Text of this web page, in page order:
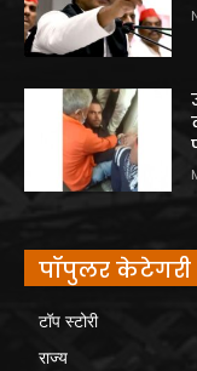
पॉपुलर केटेगरी
टॉप स्टोरी
राज्य